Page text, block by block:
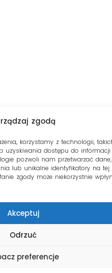
zgodą
korzystamy z technologii,
uzyskiwania dostępu do
pozwoli nam przetwarzać
lub unikalne identyfikatory na tej
zgody może niekorzystnie
Akceptuj
Odrzuć
preferencje